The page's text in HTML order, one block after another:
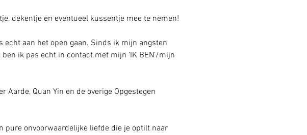
dekentje en eventueel kussentje mee te nemen!
echt aan het open gaan. Sinds ik mijn angsten
ik pas echt in contact met mijn ‘IK BEN’/mijn
Aarde, Quan Yin en de overige Opgestegen
pure onvoorwaardelijke liefde die je optilt naar